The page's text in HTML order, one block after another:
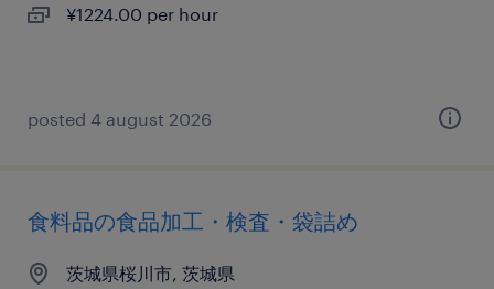
¥1224.00 per hour
posted 4 august 2026
食料品の食品加工・検査・袋詰め
茨城県桜川市, 茨城県